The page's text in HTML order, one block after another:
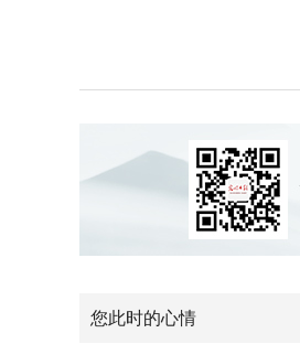
您此时的心情